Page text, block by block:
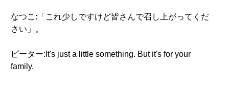
なつこ:「これ少しですけど皆さんで召し上がってくだ
さい」。
ピーター:It's just a little something. But it's for your
family.